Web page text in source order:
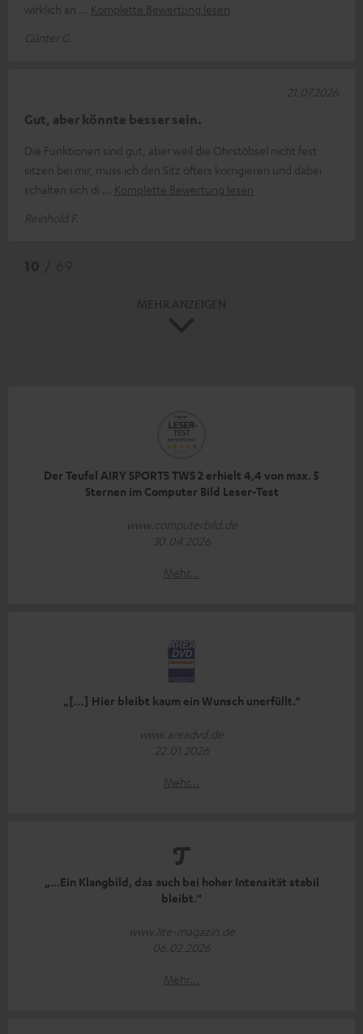
wirklich an
Komplette Bewertung lesen
Günter G.
Gut, aber könnte besser sein.
Die Funktionen sind gut, aber weil die Ohrstöbsel nicht fest
sitzen bei mir, muss ich den Sitz öfters korrigieren und dabei
schalten sich di
Komplette Bewertung lesen
Reinhold F.
21.07.2026
Der Teufel AIRY SPORTS TWS 2 erhielt 4,4 von max. 5
Sternen im Computer Bild Leser-Test
www.computerbild.de
30.04.2026
Mehr...
„[…] Hier bleibt kaum ein Wunsch unerfüllt.“
www.areadvd.de
22.01.2026
Mehr...
„...Ein Klangbild, das auch bei hoher Intensität stabil
bleibt.“
www.lite-magazin.de
06.02.2026
Mehr...